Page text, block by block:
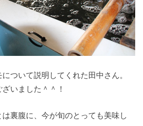
ついて説明してくれた田中さん。
いました＾＾！
は裏腹に、今が旬のとっても美味し